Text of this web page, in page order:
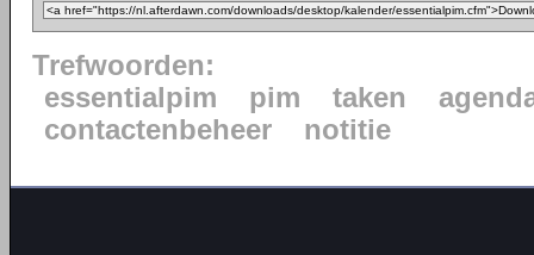
Trefwoorden:
essentialpim
pim taken
contactenbeheer
notitie